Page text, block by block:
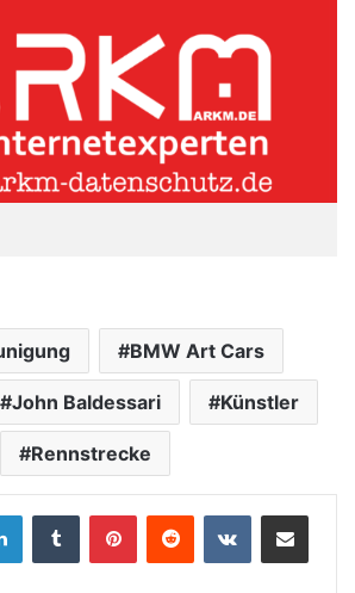
BMW Art Cars
John Baldessari Künstler
Rennstrecke